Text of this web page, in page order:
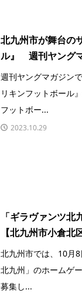
北九州市が舞台の
ル』 週刊ヤング
週刊ヤングマガジン
リキンフットボール
フットボー...
2023.10.29
「ギラヴァンツ
【北九州市小倉北
北九州市では、10月
北九州」のホームゲ
募集し...